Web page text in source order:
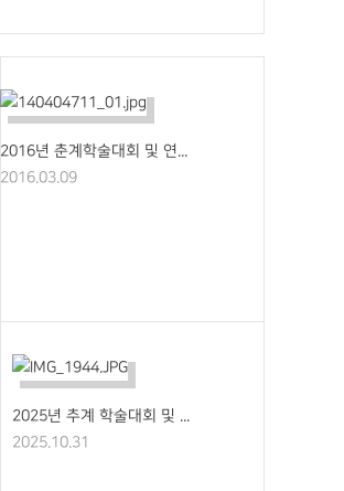
2016년 춘계학술대회 및 연...
2016.03.09
2025년 추계 학술대회 및 ...
2025.10.31